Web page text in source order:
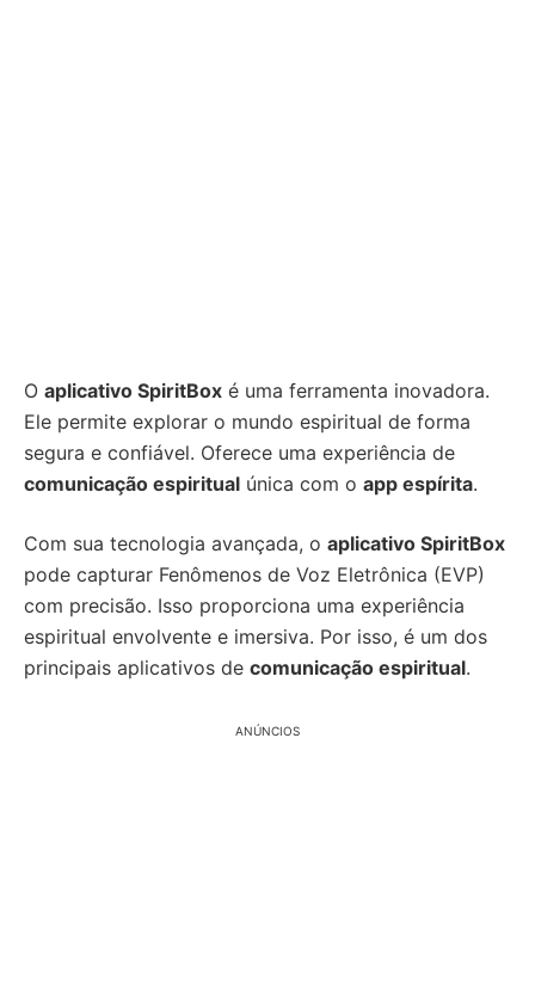
O aplicativo SpiritBox é uma ferramenta inovadora.
Ele permite explorar o mundo espiritual de forma
segura e confiável. Oferece uma experiência de
comunicação espiritual única com o app espírita.
Com sua tecnologia avançada, o aplicativo SpiritBox
pode capturar Fenômenos de Voz Eletrônica (EVP)
com precisão. Isso proporciona uma experiência
espiritual envolvente e imersiva. Por isso, é um dos
principais aplicativos de comunicação espiritual.
ANÚNCIOS